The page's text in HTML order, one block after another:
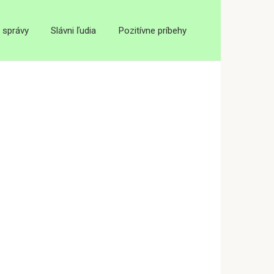
správy Slávni ľudia Pozitívne príbehy